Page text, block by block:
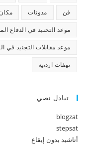
فن مدونات
موعد التجنيد في الدفاع
موعد مقابلات التجنيد في
نهفات اردنيه
تبادل نصي
blogzat
stepsat
أناشيد بدون إيقاع